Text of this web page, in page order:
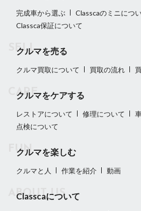
完成車から選ぶ
Classcaのミニにつ
Classca保証について
クルマを売る
クルマ買取について 買取の流れ
クルマをケアする
レストアについて 修理について
点検について
クルマを楽しむ
クルマと人 作業を紹介 動画
Classcaについて